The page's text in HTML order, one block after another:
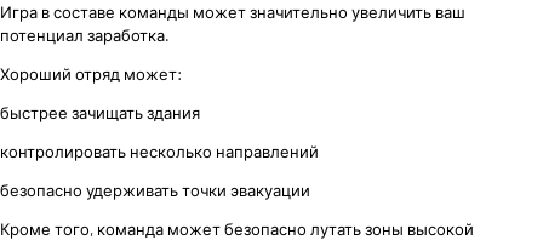
Игра в составе команды может значительно увеличить ваш
потенциал заработка.
Хороший отряд может:
быстрее зачищать здания
контролировать несколько направлений
безопасно удерживать точки эвакуации
Кроме того, команда может безопасно лутать зоны высокой